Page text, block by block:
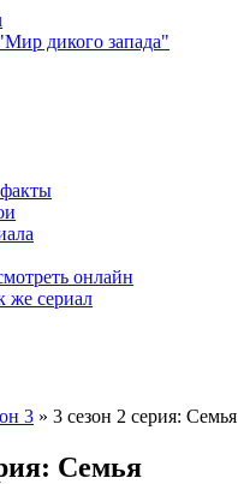
дикого запада"
же сериал
3 » 3 сезон 2 серия: Семья
Семья